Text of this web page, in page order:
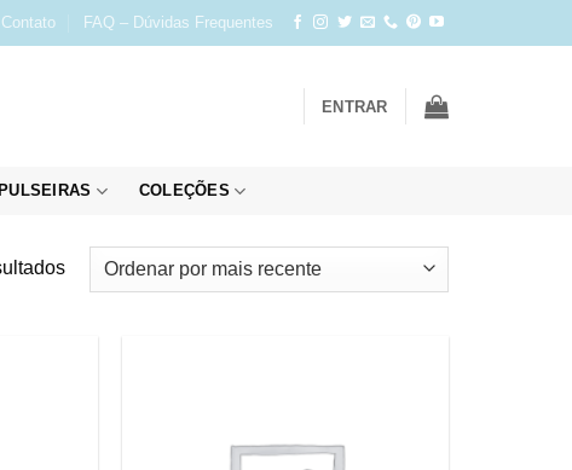
Contato FAQ – Dúvidas Frequentes
ENTRAR
PULSEIRAS COLEÇÕES
Classificado
por